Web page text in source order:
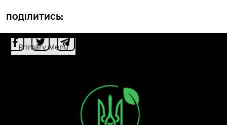
ПОДІЛИТИСЬ:
Primary Menu